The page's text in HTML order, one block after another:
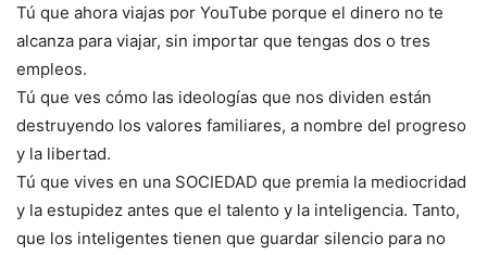
Tú que ahora viajas por YouTube porque el dinero no te
alcanza para viajar, sin importar que tengas dos o tres
empleos.
Tú que ves cómo las ideologías que nos dividen están
destruyendo los valores familiares, a nombre del progreso
y la libertad.
Tú que vives en una SOCIEDAD que premia la mediocridad
y la estupidez antes que el talento y la inteligencia. Tanto,
que los inteligentes tienen que guardar silencio para no